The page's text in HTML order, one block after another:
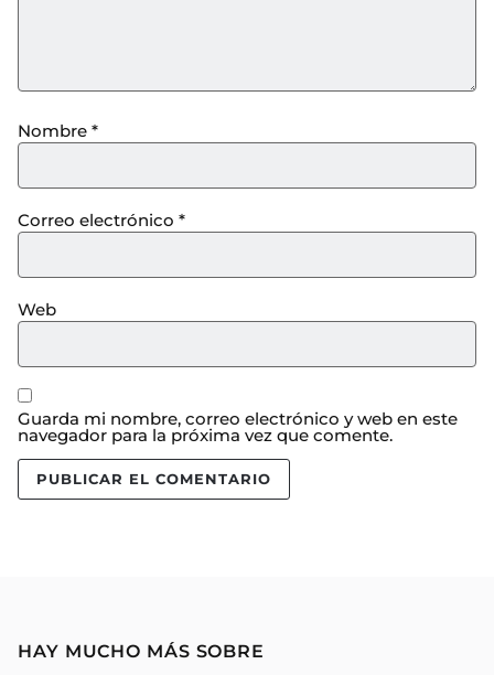
Nombre *
Correo electrónico *
Web
Guarda mi nombre, correo electrónico y web en este
navegador para la próxima vez que comente.
HAY MUCHO MÁS SOBRE